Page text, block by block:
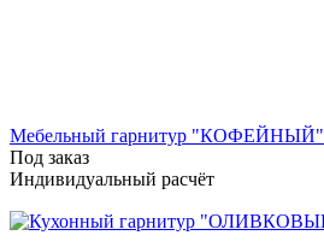
Мебельный гарнитур "КОФЕЙНЫЙ"
Под заказ
Индивидуальный расчёт